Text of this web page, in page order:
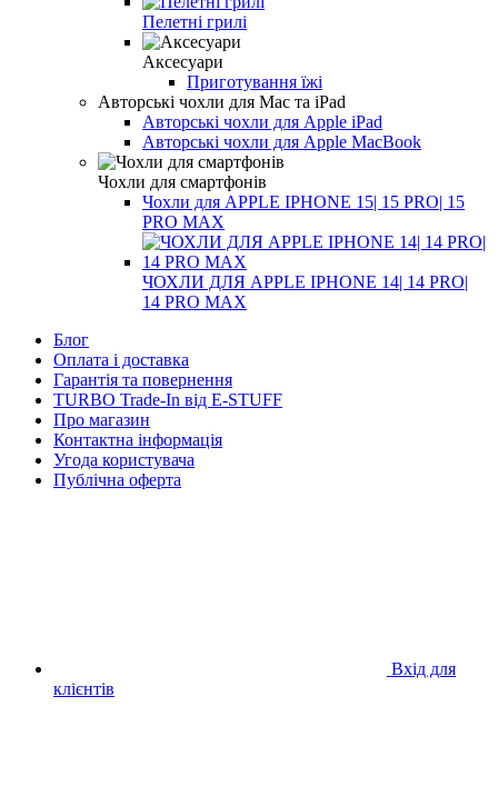
Пелетні грилі
Аксесуари
Приготування їжі
Авторські чохли для Mac та iPad
Авторські чохли для Apple iPad
Авторські чохли для Apple MacBook
Чохли для смартфонів
Чохли для APPLE IPHONE 15| 15 PRO| 15
PRO MAX
ЧОХЛИ ДЛЯ APPLE IPHONE 14| 14 PRO|
14 PRO MAX
Блог
Оплата і доставка
Гарантія та повернення
TURBO Trade-In від E-STUFF
Про магазин
Контактна інформація
Угода користувача
Публічна оферта
Вхід для
клієнтів